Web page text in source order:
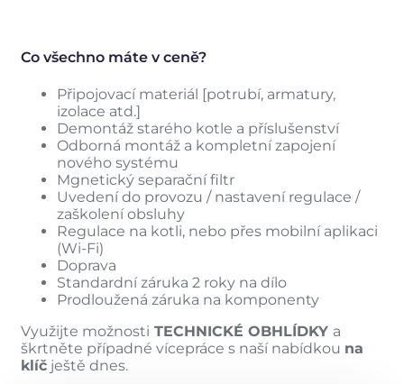
Co všechno máte v ceně?
Připojovací materiál [potrubí, armatury,
izolace atd.]
Demontáž starého kotle a příslušenství
Odborná montáž a kompletní zapojení
nového systému
Mgnetický separační filtr
Uvedení do provozu / nastavení regulace /
zaškolení obsluhy
Regulace na kotli, nebo přes mobilní aplikaci
(Wi-Fi)
Doprava
Standardní záruka 2 roky na dílo
Prodloužená záruka na komponenty
Využijte možnosti TECHNICKÉ OBHLÍDKY a
škrtněte případné vícepráce s naší nabídkou na
klíč ještě dnes.